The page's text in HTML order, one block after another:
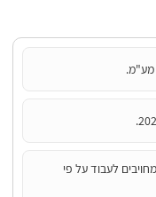
מע"מ.
לעבוד על פי